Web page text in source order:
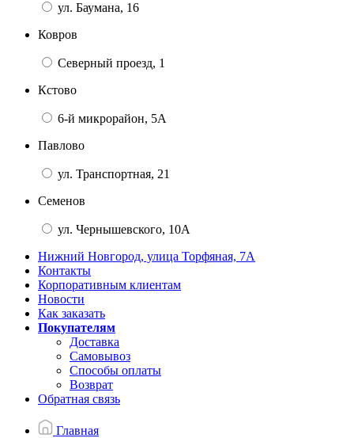
ул. Баумана, 16
Ковров
Северный проезд, 1
Кстово
6-й микрорайон, 5А
Павлово
ул. Транспортная, 21
Семенов
ул. Чернышевского, 10А
Нижний Новгород, улица Торфяная, 7А
Контакты
Корпоративным клиентам
Новости
Как заказать
Покупателям
Доставка
Самовывоз
Способы оплаты
Возврат
Обратная связь
Главная